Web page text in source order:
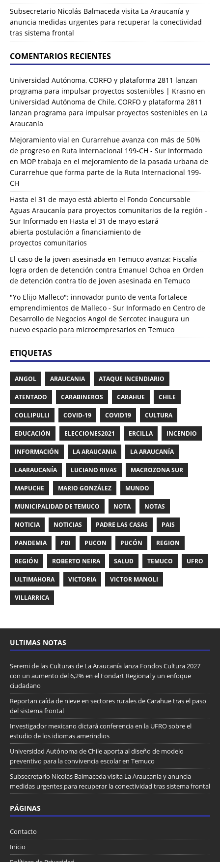
Subsecretario Nicolás Balmaceda visita La Araucanía y
anuncia medidas urgentes para recuperar la conectividad
tras sistema frontal
COMENTARIOS RECIENTES
Universidad Autónoma, CORFO y plataforma 2811 lanzan
programa para impulsar proyectos sostenibles | Krasno en
Universidad Autónoma de Chile, CORFO y plataforma 2811
lanzan programa para impulsar proyectos sostenibles en La
Araucanía
Mejoramiento vial en Curarrehue avanza con más de 50%
de progreso en Ruta Internacional 199-CH - Sur Informado
en MOP trabaja en el mejoramiento de la pasada urbana de
Curarrehue que forma parte de la Ruta Internacional 199-
CH
Hasta el 31 de mayo está abierto el Fondo Concursable
Aguas Araucanía para proyectos comunitarios de la región -
Sur Informado en Hasta el 31 de mayo estará
abierta postulación a financiamiento de
proyectos comunitarios
El caso de la joven asesinada en Temuco avanza: Fiscalía
logra orden de detención contra Emanuel Ochoa en Orden
de detención contra tío de joven asesinada en Temuco
"Yo Elijo Malleco": innovador punto de venta fortalece
emprendimientos de Malleco - Sur Informado en Centro de
Desarrollo de Negocios Angol de Sercotec inaugura un
nuevo espacio para microempresarios en Temuco
ETIQUETAS
ANGOL ARAUCANIA ATAQUE INCENDIARIO
ATENTADO CARABINEROS CARAHUE CHILE
COLLIPULLI COVID-19 COVID19 CULTURA
EDUCACIÓN ELECCIONES2021 ERCILLA INCENDIO
INFORMACIÓN LA ARAUCANIA LA ARAUCANÍA
LAARAUCANÍA LUCIANO RIVAS MACROZONA SUR
MAPUCHE MARIO GONZÁLEZ MUNDO
MUNICIPALIDAD DE TEMUCO NOTA NOTAS
NOTICIA NOTICIAS PADRE LAS CASAS PAIS
PANDEMIA PDI PUCON PUCÓN REGION
REGIÓN ROBERTO NEIRA SALUD TEMUCO UFRO
ULTIMAHORA VICTORIA VICTOR MANOLI
VILLARRICA
ULTIMAS NOTAS
Seremi de las Culturas de La Araucanía lanza Fondos Cultura 2027
con un aumento del 6,2% en el Fondart Regional y un enfoque
ciudadano
Reportan caída de nieve en sectores rurales de Carahue tras el paso
del sistema frontal
Investigador mexicano dictará conferencia en la UFRO sobre el
estudio de los idiomas amerindios
Universidad Autónoma de Chile aporta al diseño de modelo
preventivo para la convivencia escolar en Temuco
Subsecretario Nicolás Balmaceda visita La Araucanía y anuncia
medidas urgentes para recuperar la conectividad tras sistema frontal
PÁGINAS
Contacto
Inicio